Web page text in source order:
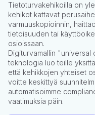
Tietoturvakehikoilla on
kehikot kattavat
varmuuskopioinnin,
tietoisuuden tai
osioissaan.
Digiturvamallin
teknologia luo teille
että kehikkojen yhteiset
voitte keskittyä
automatisoimme
vaatimuksia päin.